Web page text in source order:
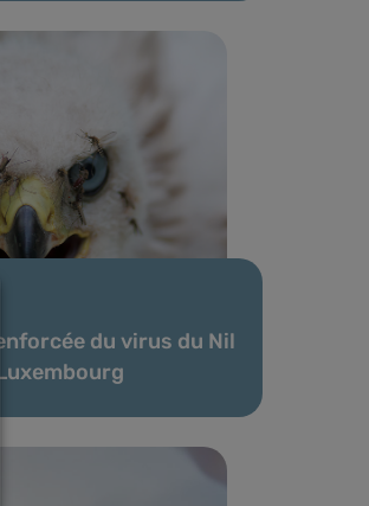
du virus du Nil